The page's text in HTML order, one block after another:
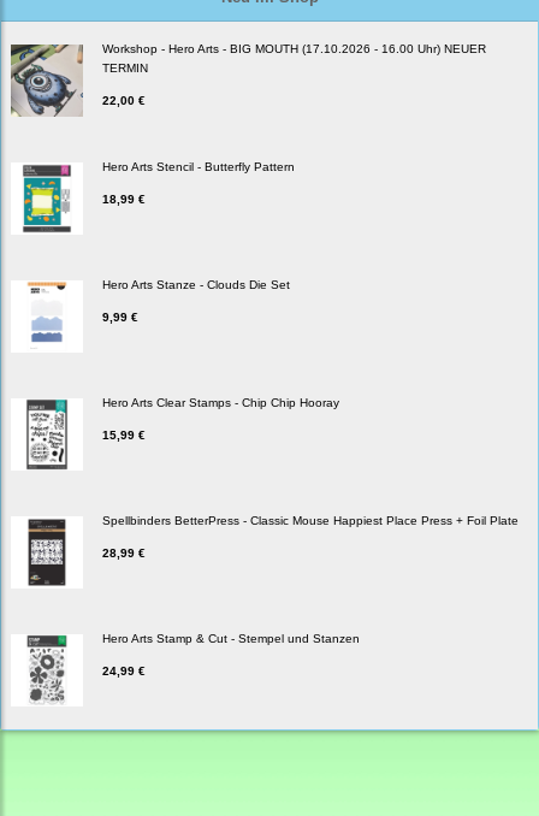
Workshop - Hero Arts - BIG MOUTH (17.10.2026 - 16.00 Uhr) NEUER
TERMIN
22,00 €
Hero Arts Stencil - Butterfly Pattern
18,99 €
Hero Arts Stanze - Clouds Die Set
9,99 €
Hero Arts Clear Stamps - Chip Chip Hooray
15,99 €
Spellbinders BetterPress - Classic Mouse Happiest Place Press + Foil Plate
28,99 €
Hero Arts Stamp & Cut - Stempel und Stanzen
24,99 €